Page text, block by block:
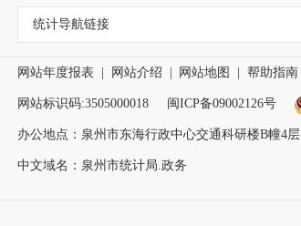
统计导航链接
网站年度报表 网站介绍 网站地图 帮助指南
网站标识码:3505000018 闽ICP备09002126号
办公地点：泉州市东海行政中心交通科研楼B幢4层
中文域名：泉州市统计局.政务